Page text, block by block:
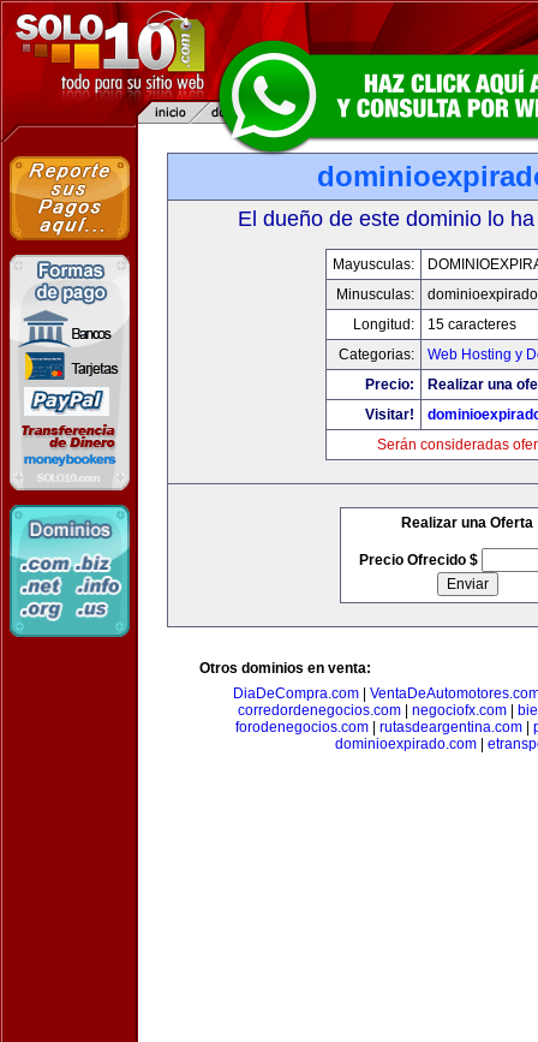
El dueño de este dominio lo
Mayusculas:
Minusculas:
Longitud:
15 caracteres
Categorias:
Web Hosting y
Precio:
Realizar una
Visitar!
Serán consideradas
Realizar una Oferta
Precio Ofrecido $
Otros dominios en venta:
DiaDeCompra.com|
corredordenegocios.com
negociofx.com
forodenegocios.com| rutasdeargentina.com|
dominioexpirado.com|